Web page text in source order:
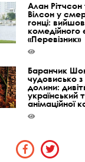
Алан
Вілсон у
гонці:
«Перевізник»
Баранчик
чудовисько
долини:
український
анімаційної